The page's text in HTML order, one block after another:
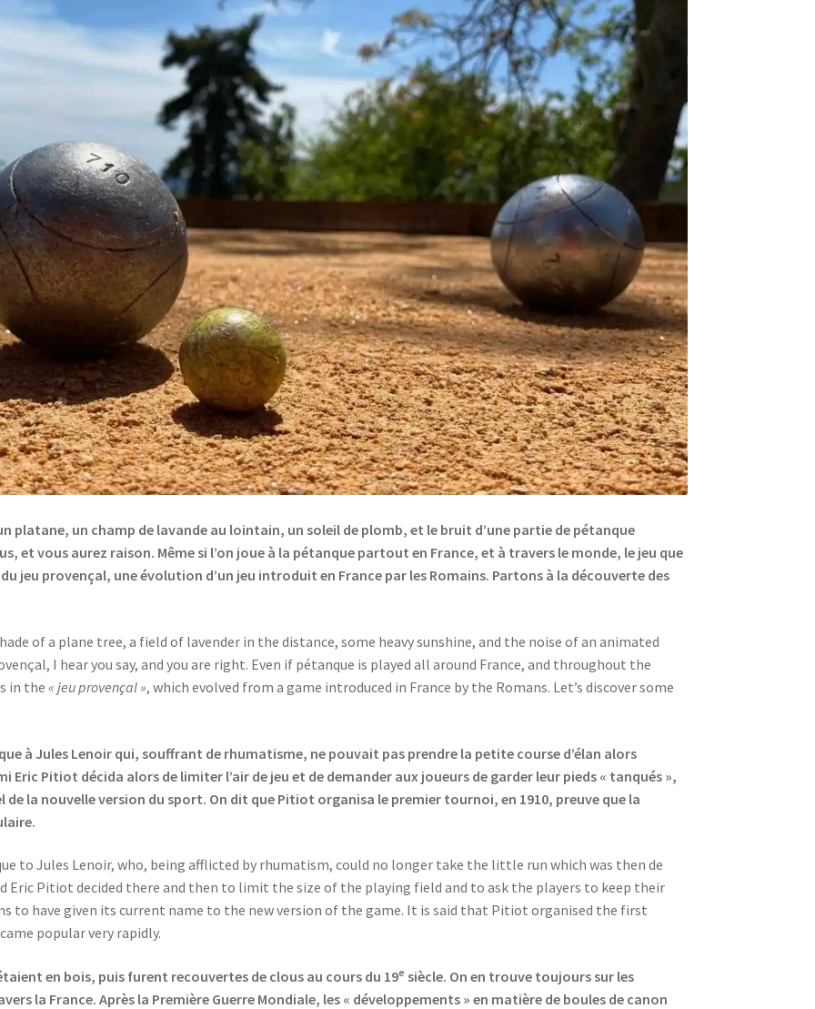
platane, un champ de lavande au lointain, un soleil de plomb, et le bruit d’une partie de pétanque
et vous aurez raison. Même si l’on joue à la pétanque partout en France, et à travers le monde, le jeu que
jeu provençal, une évolution d’un jeu introduit en France par les Romains. Partons à la découverte des
of a plane tree, a field of lavender in the distance, some heavy sunshine, and the noise of an animated
I hear you say, and you are right. Even if pétanque is played all around France, and throughout the
in the« jeu provençal », which evolved from a game introduced in France by the Romans. Let’s discover some
à Jules Lenoir qui, souffrant de rhumatisme, ne pouvait pas prendre la petite course d’élan alors
Eric Pitiot décida alors de limiter l’air de jeu et de demander aux joueurs de garder leur pieds « tanqués »,
la nouvelle version du sport. On dit que Pitiot organisa le premier tournoi, en 1910, preuve que la
to Jules Lenoir, who, being afflicted by rhumatism, could no longer take the little run which was then de
Eric Pitiot decided there and then to limit the size of the playing field and to ask the players to keep their
to have given its current name to the new version of the game. It is said that Pitiot organised the first
popular very rapidly.
en bois, puis furent recouvertes de clous au cours du 19e siècle. On en trouve toujours sur les
la France. Après la Première Guerre Mondiale, les « développements » en matière de boules de canon